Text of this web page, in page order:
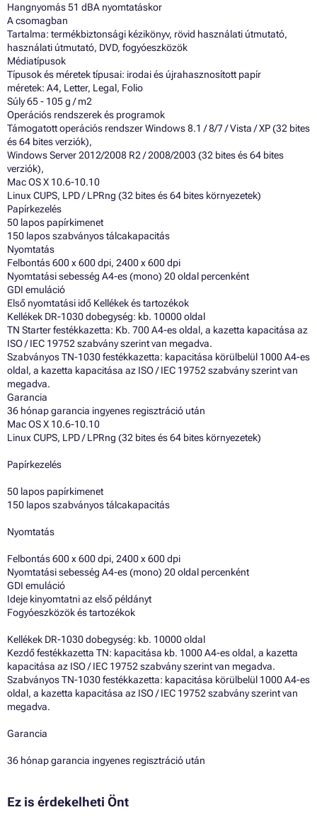
Hangnyomás 51 dBA nyomtatáskor
A csomagban
Tartalma: termékbiztonsági kézikönyv, rövid használati útmutató,
használati útmutató, DVD, fogyóeszközök
Médiatípusok
Típusok és méretek típusai: irodai és újrahasznosított papír
méretek: A4, Letter, Legal, Folio
Súly 65 - 105 g / m2
Operációs rendszerek és programok
Támogatott operációs rendszer Windows 8.1 / 8/7 / Vista / XP (32 bites
és 64 bites verziók),
Windows Server 2012/2008 R2 / 2008/2003 (32 bites és 64 bites
verziók),
Mac OS X 10.6-10.10
Linux CUPS, LPD / LPRng (32 bites és 64 bites környezetek)
Papírkezelés
50 lapos papírkimenet
150 lapos szabványos tálcakapacitás
Nyomtatás
Felbontás 600 x 600 dpi, 2400 x 600 dpi
Nyomtatási sebesség A4-es (mono) 20 oldal percenként
GDI emuláció
Első nyomtatási idő Kellékek és tartozékok
Kellékek DR-1030 dobegység: kb. 10000 oldal
TN Starter festékkazetta: Kb. 700 A4-es oldal, a kazetta kapacitása az
ISO / IEC 19752 szabvány szerint van megadva.
Szabványos TN-1030 festékkazetta: kapacitása körülbelül 1000 A4-es
oldal, a kazetta kapacitása az ISO / IEC 19752 szabvány szerint van
megadva.
Garancia
36 hónap garancia ingyenes regisztráció után
Mac OS X 10.6-10.10
Linux CUPS, LPD / LPRng (32 bites és 64 bites környezetek)
Papírkezelés
50 lapos papírkimenet
150 lapos szabványos tálcakapacitás
Nyomtatás
Felbontás 600 x 600 dpi, 2400 x 600 dpi
Nyomtatási sebesség A4-es (mono) 20 oldal percenként
GDI emuláció
Ideje kinyomtatni az első példányt
Fogyóeszközök és tartozékok
Kellékek DR-1030 dobegység: kb. 10000 oldal
Kezdő festékkazetta TN: kapacitása kb. 1000 A4-es oldal, a kazetta
kapacitása az ISO / IEC 19752 szabvány szerint van megadva.
Szabványos TN-1030 festékkazetta: kapacitása körülbelül 1000 A4-es
oldal, a kazetta kapacitása az ISO / IEC 19752 szabvány szerint van
megadva.
Garancia
36 hónap garancia ingyenes regisztráció után
Ez is érdekelheti Önt